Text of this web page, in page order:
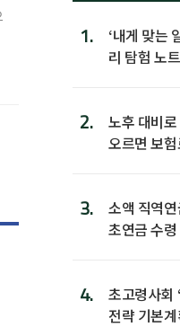
1.
‘내게 맞는
리 탐험 노트
2.
노후 대비
오르면 보
3.
소액 직역
초연금 수
4.
초고령사회
전략 기본